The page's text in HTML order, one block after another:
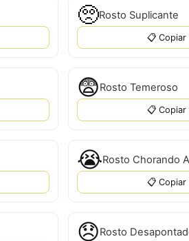
🥺Rosto Suplicante
📋 Copiar
😨Rosto Temeroso
📋 Copiar
😭Rosto Chorando
📋 Copiar
😞Rosto